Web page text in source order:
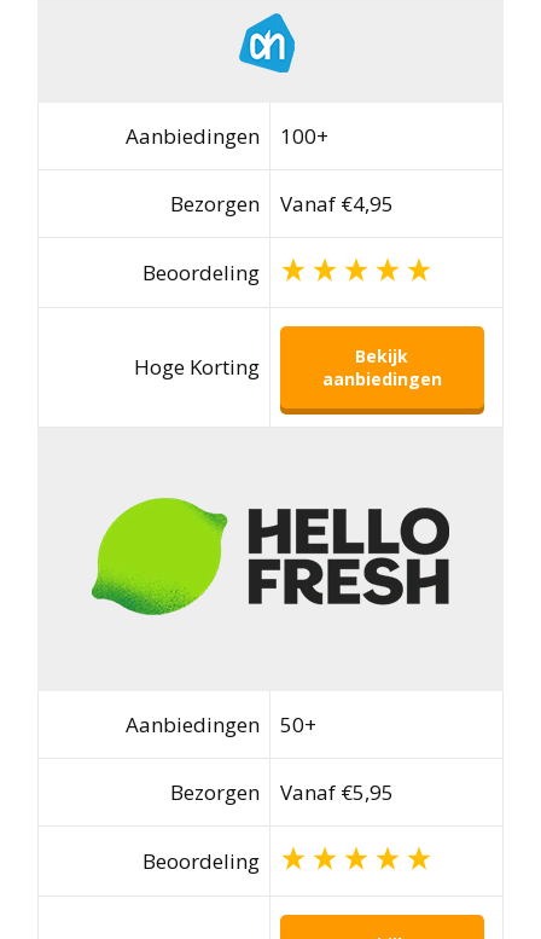
Aanbiedingen 100+
Bezorgen Vanaf €4,95
Beoordeling
Hoge Korting
Bekijk
aanbiedingen
Aanbiedingen 50+
Bezorgen Vanaf €5,95
Beoordeling